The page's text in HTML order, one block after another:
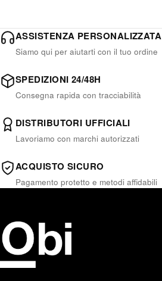
ASSISTENZA PERSONALIZZATA
Siamo qui per aiutarti con il tuo ordine
SPEDIZIONI 24/48H
Consegna rapida con tracciabilità
DISTRIBUTORI UFFICIALI
Lavoriamo con marchi autorizzati
ACQUISTO SICURO
Pagamento protetto e metodi affidabili